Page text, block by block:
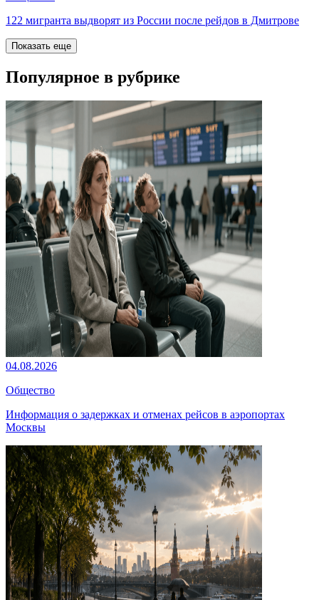
122 мигранта выдворят из России после рейдов в Дмитрове
Показать еще
Популярное в рубрике
04.08.2026
Общество
Информация о задержках и отменах рейсов в аэропортах
Москвы